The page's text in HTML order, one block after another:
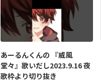
あーるんくんの 『威風
堂々』歌いだし2023.9.16 夜
歌枠より切り抜き